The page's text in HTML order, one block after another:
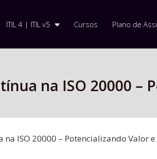
ITIL 4 | ITIL v5 Cursos Plano de
na ISO 20000 –
ISO 20000 – Potencializando Valor